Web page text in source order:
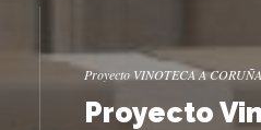
Proyecto VINOTECA A CORUÑA
Proyecto